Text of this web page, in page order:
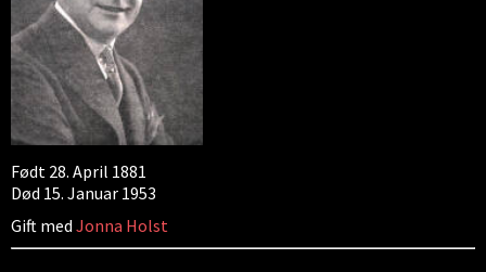
Født 28. April 1881
Død 15. Januar 1953
Gift med Jonna Holst